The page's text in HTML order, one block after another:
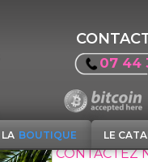
07 44
LA BOUTIQUE LE
CONTACTEZ